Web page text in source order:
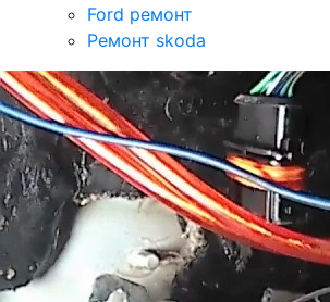
Ford ремонт
Ремонт skoda